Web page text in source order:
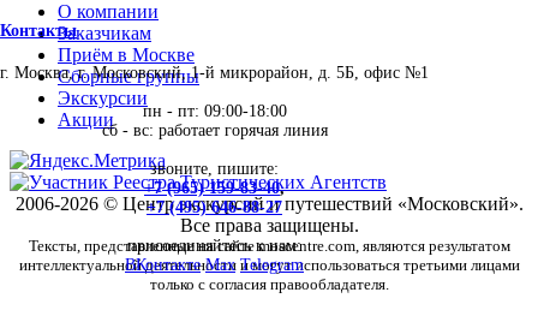
Контакты
г. Москва, г. Московский, 1-й микрорайон, д. 5Б, офис №1
пн - пт: 09:00-18:00
сб - вс: работает горячая линия
звоните, пишите:
+7 (965) 159-83-40,
+7 (495) 646-88-27
присоединяйтесь к нам:
ВКонтакте Max Telegram
О компании
Заказчикам
Приём в Москве
Сборные группы
Экскурсии
Акции
2006-2026 © Центр экскурсий и путешествий «Московский».
Все права защищены.
Тексты, представленные на сайте moscentre.com, являются результатом
интеллектуальной деятельности и могут использоваться третьими лицами
только с согласия правообладателя.